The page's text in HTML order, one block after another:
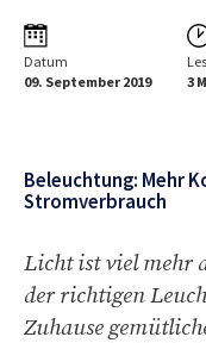
Datum
09. September 2019
3
Beleuchtung: Mehr
Stromverbrauch
Licht ist viel mehr
der richtigen
Zuhause